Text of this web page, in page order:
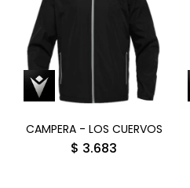
CAMPERA - LOS CUERVOS
$ 3.683